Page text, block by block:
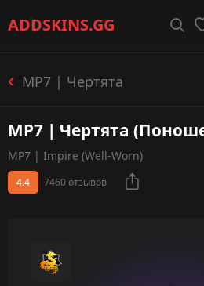
ADDSKINS.GG
Пистолеты-пулемёты
Перчатки
MP7 | Чертята
MP7 | Чертята
MP7 | Impire (Well-Worn)
4.4 7460 отзывов